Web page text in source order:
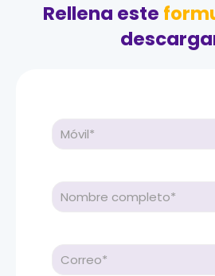
Rellena este